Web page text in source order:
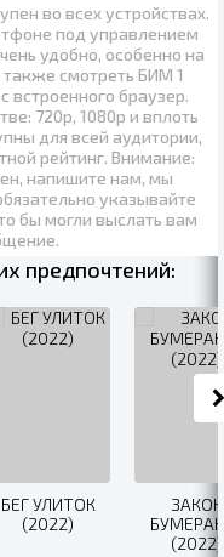
во всех устройствах.
под управлением
удобно, особенно на
также смотреть БИМ 1
с встроенного браузер.
720p, 1080p и вплоть
для всей аудитории,
рейтинг. Внимание:
напишите нам, мы
указывайте
бы могли выслать вам
предпочтений:
БЕГ УЛИТОК
(2022)
ЗАКОН
(2022)